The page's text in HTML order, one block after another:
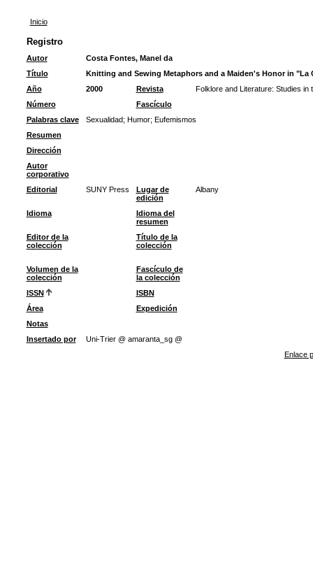
Inicio
Registro
Autor
Costa Fontes, Manel da
Título
Knitting and Sewing Metaphors and a Maiden's Honor in "La
Año
2000 Revista
Folklore and Literature: Studies in
Número
Fascículo
Palabras clave
Sexualidad; Humor; Eufemismos
Resumen
Dirección
Autor
corporativo
Editorial
SUNY Press
Lugar de
edición
Albany
Idioma
Idioma del
resumen
Editor de la
colección
Título de la
colección
Volumen de la
colección
Fascículo de
la colección
ISSN
ISBN
Área
Expedición
Notas
Insertado por
Uni-Trier @ amaranta_sg @
Enlace